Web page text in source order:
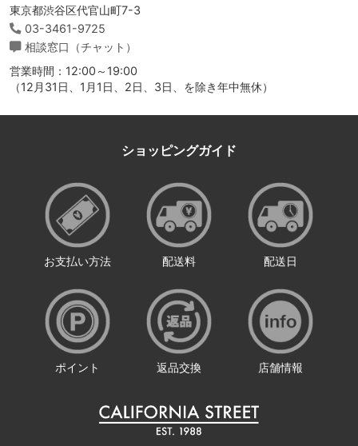
東京都渋谷区代官山町7-3
03-3461-9725
相談窓口（チャット）
営業時間：12:00～19:00
（12月31日、1月1日、2日、3日、を除き年中無休）
ショッピングガイド
お支払い方法 配送料 配送日
ポイント 返品交換 店舗情報